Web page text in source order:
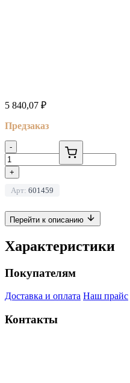
5 840,07 ₽
Предзаказ
-
+
Арт: 601459
Перейти к описанию
Характеристики
Покупателям
Доставка и оплата Наш прайс
Контакты